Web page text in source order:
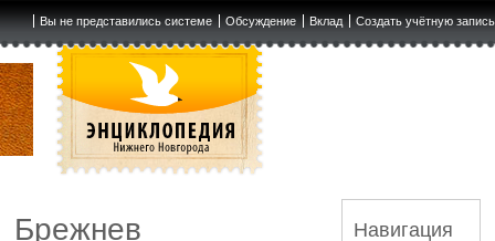
Вы не представились системе Обсуждение Вклад Создать учётную запись
Брежнев Навигация